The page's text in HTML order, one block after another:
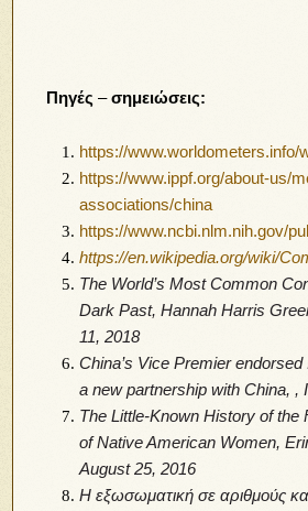
Πηγές –σημειώσεις:
https://www.worldometers.info/
https://www.ippf.org/about-us/
associations/china
https://www.ncbi.nlm.nih.gov/
https://en.wikipedia.org/wiki/
The World’s Most Common
Dark Past,Hannah Harris
11, 2018
China’s Vice Premier
a new partnership with China, ,Ι
The Little-Known History of the
of Native American Women,
August 25, 2016
Η εξωσωματική σε αριθμούς